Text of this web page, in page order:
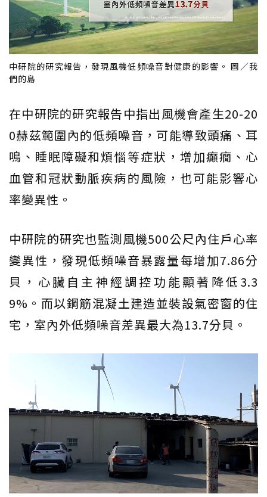
中研院的研究報告，發現風機低頻噪音對健康的影響。 圖／我
們的島
在中研院的研究報告中指出風機會產生20-20
0赫茲範圍內的低頻噪音，可能導致頭痛、耳
鳴、睡眠障礙和煩惱等症狀，增加癲癇、心
血管和冠狀動脈疾病的風險，也可能影響心
率變異性。
中研院的研究也監測風機500公尺內住戶心率
變異性，發現低頻噪音暴露量每增加7.86分
貝，心臟自主神經調控功能顯著降低3.3
9%。而以鋼筋混凝土建造並裝設氣密窗的住
宅，室內外低頻噪音差異最大為13.7分貝。